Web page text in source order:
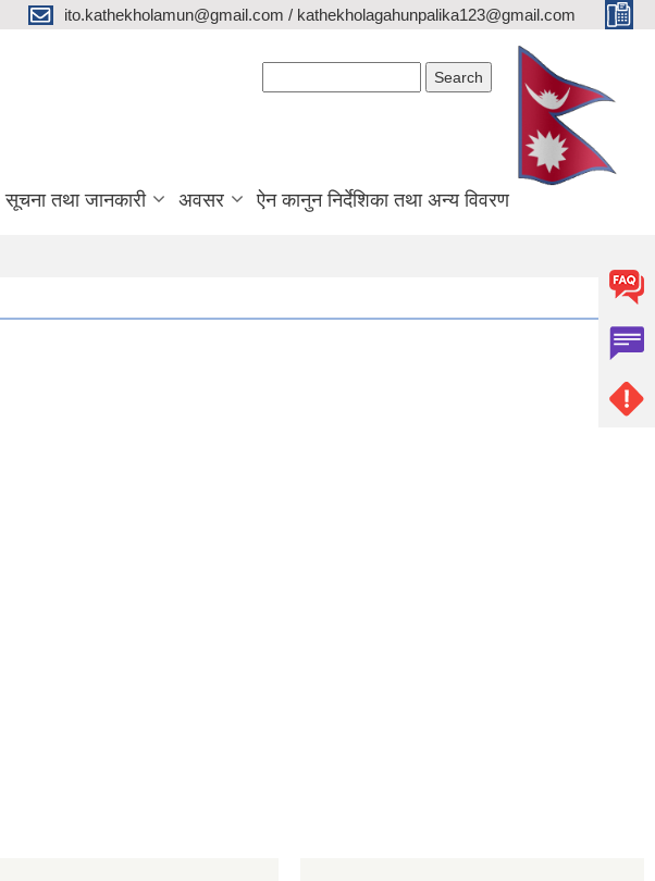
ito.kathekholamun@gmail.com / kathekholagahunpalika123@gmail.com
सूचना तथा जानकारी अवसर ऐन कानुन निर्देशिका तथा अन्य विवरण